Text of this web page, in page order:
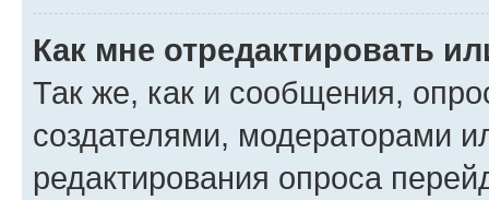
Как мне отредактировать
Так же, как и сообщения,
создателями, модераторами
редактирования опроса